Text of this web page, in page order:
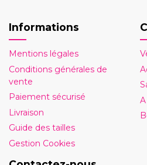
Informations
Mentions légales
Conditions générales de
vente
Paiement sécurisé
Livraison
Guide des tailles
Gestion Cookies